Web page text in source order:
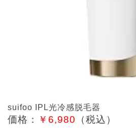
suifoo IPL光冷感脱毛器
価格： ￥6,980 （税込）